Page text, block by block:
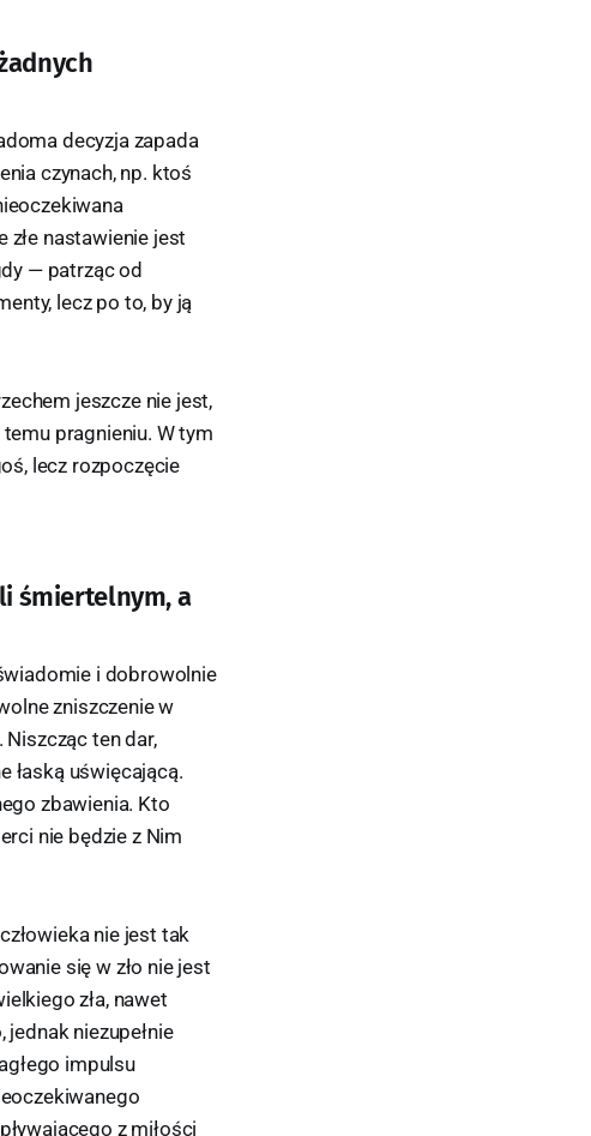
decyzja zapada
czynach, np. ktoś
nastawienie jest
— patrząc od
lecz po to, by ją
jeszcze nie jest,
pragnieniu. W tym
lecz rozpoczęcie
śmiertelnym, a
i dobrowolnie
zniszczenie w
Niszcząc ten dar,
łaską uświęcającą.
zbawienia. Kto
nie będzie z Nim
nie jest tak
się w zło nie jest
zła, nawet
niezupełnie
impulsu
z miłości